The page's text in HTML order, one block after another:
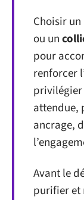
Choisir un
ou un
pour
renforcer
privilégier
attendue,
ancrage,
Avant le
purifier et